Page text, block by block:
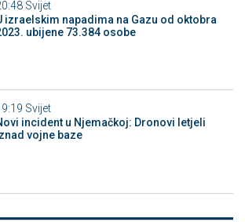
Svijet
izraelskim napadima na Gazu od oktobra
ubijene 73.384 osobe
Svijet
incident u Njemačkoj: Dronovi letjeli
vojne baze